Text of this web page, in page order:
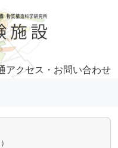
アクセス・お問い合わせ